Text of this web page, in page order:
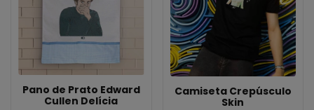
Pano de Prato Edward
Cullen Delícia
Camiseta Crepúsculo
Skin